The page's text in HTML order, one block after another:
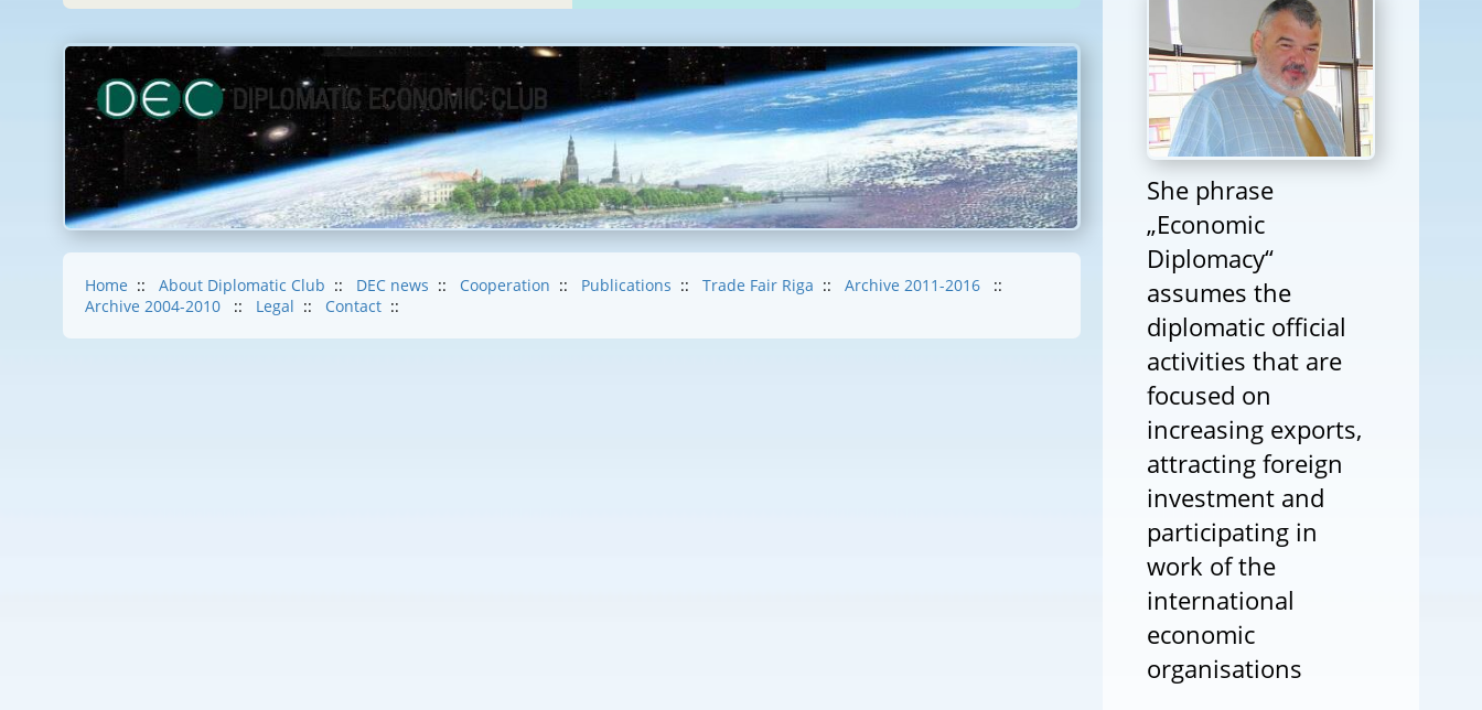
Home :: About Diplomatic Club :: DEC news :: Cooperation :: Publications :: Trade Fair Riga :: Archive 2011-2016
::
Archive 2004-2010
:: Legal :: Contact ::
She phrase
„Economic
Diplomacy“
assumes the
diplomatic official
activities that are
focused on
increasing exports,
attracting foreign
investment and
participating in
work of the
international
economic
organisations